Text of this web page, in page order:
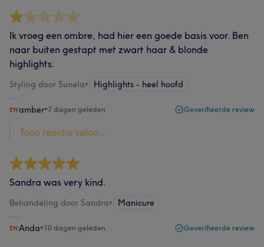
Ik vroeg een ombre, had hier een goede basis voor. Ben
naar buiten gestapt met zwart haar & blonde
highlights.
Styling door Sunela• Highlights - heel hoofd
amber•7 dagen geleden Geverifieerde review
Toon reactie salon...
Sandra was very kind.
Behandeling door Sandra• Manicure
Anda•10 dagen geleden Geverifieerde review